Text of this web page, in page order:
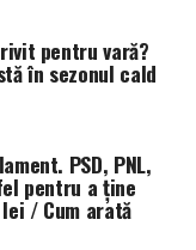
pentru vară?
în sezonul cald
PSD, PNL,
pentru a ține
/ Cum arată